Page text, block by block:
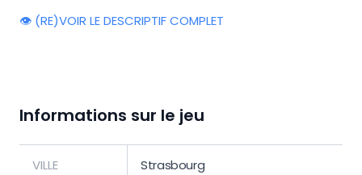
👁️ (RE)VOIR LE DESCRIPTIF COMPLET
Informations sur le jeu
VILLE Strasbourg